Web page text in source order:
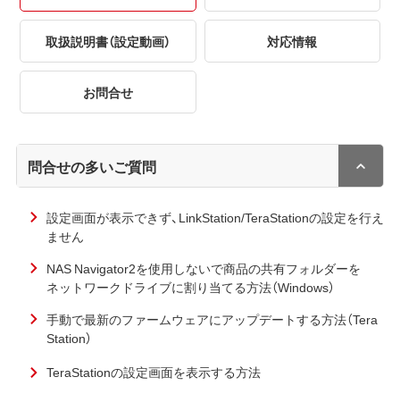
取扱説明書（設定動画） 対応情報
お問合せ
問合せの多いご質問
設定画面が表示できず、LinkStation/TeraStationの設定を行え
ません
NAS Navigator2を使用しないで商品の共有フォルダーを
ネットワークドライブに割り当てる方法（Windows）
手動で最新のファームウェアにアップデートする方法（Tera
Station）
TeraStationの設定画面を表示する方法